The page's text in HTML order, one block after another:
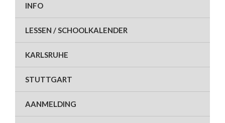
INFO
LESSEN / SCHOOLKALENDER
KARLSRUHE
STUTTGART
AANMELDING